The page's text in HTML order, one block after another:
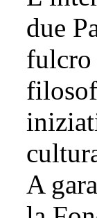
due
fulcro
A